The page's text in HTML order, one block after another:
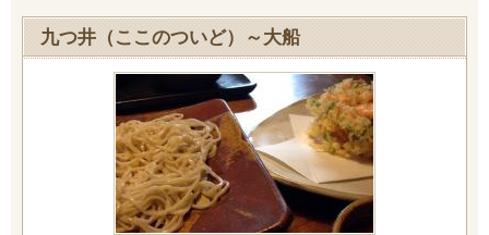
九つ井（ここのついど）～大船